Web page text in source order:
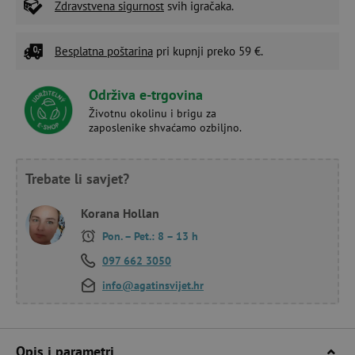
Zdravstvena sigurnost svih igračaka.
Besplatna poštarina pri kupnji preko 59 €.
Održiva e-trgovina
Životnu okolinu i brigu za
zaposlenike shvaćamo ozbiljno.
Trebate li savjet?
Korana Hollan
Pon. – Pet.: 8 – 13 h
097 662 3050
info@agatinsvijet.hr
Opis i parametri